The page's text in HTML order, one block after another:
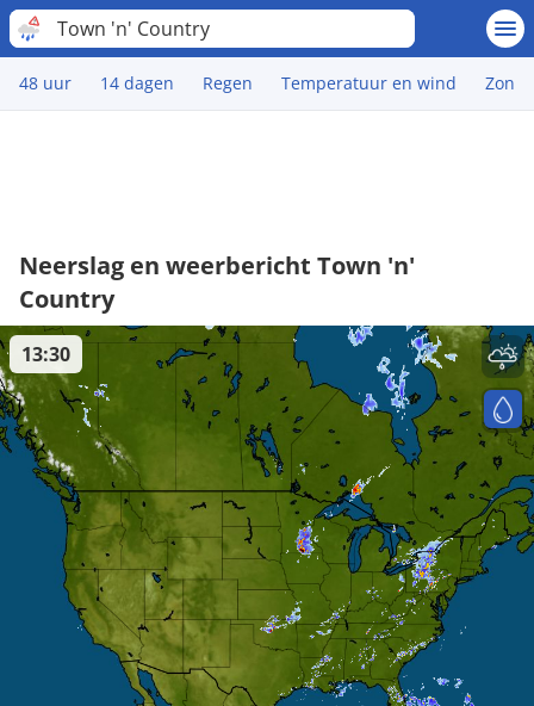
Town 'n' Country
48 uur 14 dagen Regen Temperatuur en wind Zon
Neerslag en weerbericht Town 'n'
Country
13:30